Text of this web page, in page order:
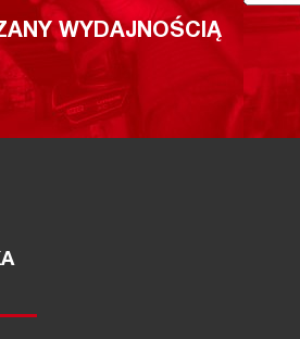
WYDAJNOŚCIĄ